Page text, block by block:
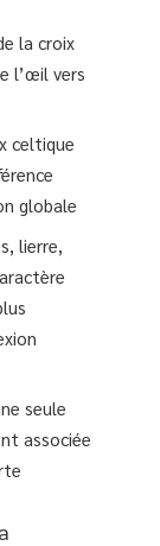
la croix
l’œil vers
celtique
globale
lierre,
seule
associée